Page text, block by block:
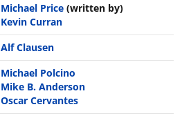
Michael Price (written by)
Kevin Curran
Alf Clausen
Michael Polcino
Mike B. Anderson
Oscar Cervantes